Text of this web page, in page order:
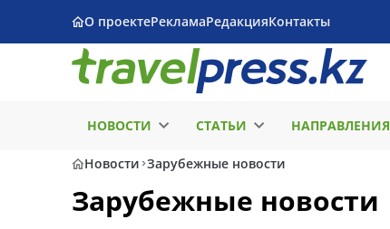
О проектеРекламаРедакцияКонтакты
НОВОСТИ СТАТЬИ НАПРАВЛЕНИЯ
Новости Зарубежные новости
Зарубежные новости